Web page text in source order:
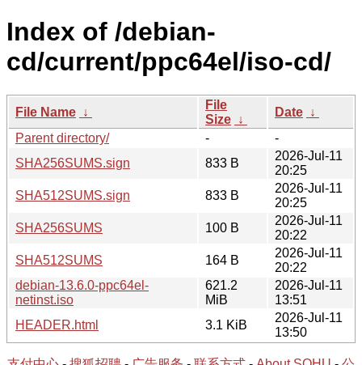
Index of /debian-
cd/current/ppc64el/iso-cd/
File Name ↓
File
Size ↓
Date ↓
Parent directory/
-
-
SHA256SUMS.sign
833 B
2026-Jul-11
20:25
SHA512SUMS.sign
833 B
2026-Jul-11
20:25
SHA256SUMS
100 B
2026-Jul-11
20:22
SHA512SUMS
164 B
2026-Jul-11
20:22
debian-13.6.0-ppc64el-
netinst.iso
621.2
MiB
2026-Jul-11
13:51
HEADER.html
3.1 KiB
2026-Jul-11
13:50